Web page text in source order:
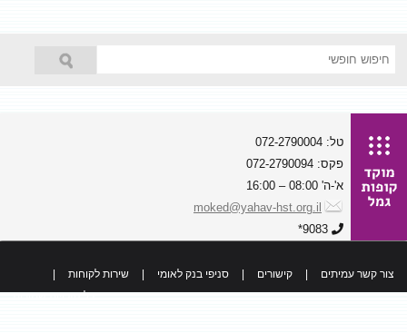
טל: 072-2790004
פקס: 072-2790094
א'-ה' 08:00 – 16:00
moked@yahav-hst.org.il
9083*
צור קשר עמיתים קישורים סניפי בנק לאומי שירות לקוחות
כל הזכויות שמורות